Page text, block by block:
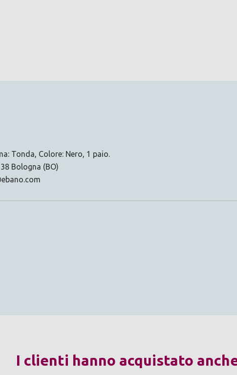
Tonda, Colore: Nero, 1 paio.
Bologna (BO)
I clienti hanno acquistato